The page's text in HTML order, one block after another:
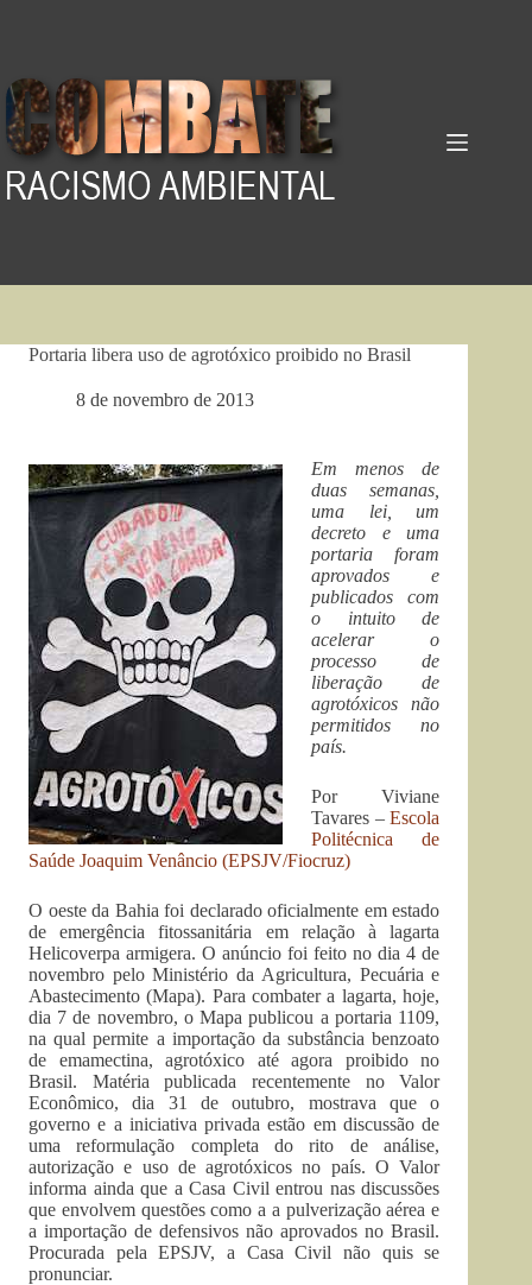
Portaria libera uso de agrotóxico proibido no Brasil
8 de novembro de 2013
Em menos de
duas semanas,
uma lei, um
decreto e uma
portaria foram
aprovados e
publicados com
o intuito de
acelerar o
processo de
liberação de
agrotóxicos não
permitidos no
país.
Por Viviane
Tavares –Escola
Politécnica de
Saúde Joaquim Venâncio (EPSJV/Fiocruz)
O oeste da Bahia foi declarado oficialmente em estado
de emergência fitossanitária em relação à lagarta
Helicoverpa armigera. O anúncio foi feito no dia 4 de
novembro pelo Ministério da Agricultura, Pecuária e
Abastecimento (Mapa). Para combater a lagarta, hoje,
dia 7 de novembro, o Mapa publicou a portaria 1109,
na qual permite a importação da substância benzoato
de emamectina, agrotóxico até agora proibido no
Brasil. Matéria publicada recentemente no Valor
Econômico, dia 31 de outubro, mostrava que o
governo e a iniciativa privada estão em discussão de
uma reformulação completa do rito de análise,
autorização e uso de agrotóxicos no país. O Valor
informa ainda que a Casa Civil entrou nas discussões
que envolvem questões como a a pulverização aérea e
a importação de defensivos não aprovados no Brasil.
Procurada pela EPSJV, a Casa Civil não quis se
pronunciar.